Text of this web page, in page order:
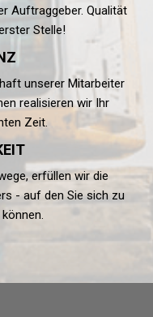
Auftraggeber. Qualität
Stelle!
unserer Mitarbeiter
realisieren wir Ihr
Zeit.
erfüllen wir die
- auf den Sie sich zu